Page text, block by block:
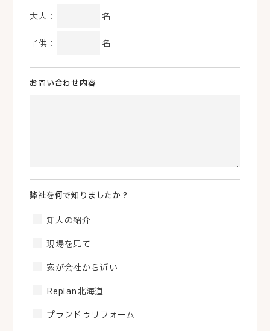
大人： 名
子供： 名
お問い合わせ内容
弊社を何で知りましたか？
知人の紹介
現場を見て
家が会社から近い
Replan北海道
プランドゥリフォーム